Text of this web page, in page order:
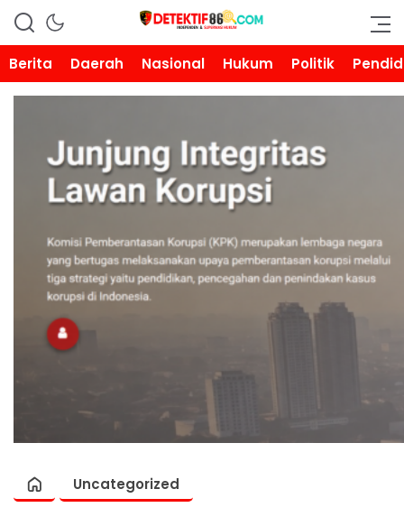
DETEKTIF86.COM
Berita
Daerah Nasional Hukum Politik
Uncategorized